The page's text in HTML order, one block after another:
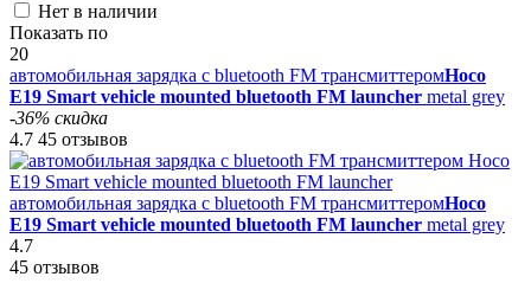
Нет в наличии
Показать по
20
автомобильная зарядка с bluetooth FM трансмиттеромHoco
E19 Smart vehicle mounted bluetooth FM launcher metal grey
-36% скидка
4.7 45 отзывов
автомобильная зарядка с bluetooth FM трансмиттеромHoco
E19 Smart vehicle mounted bluetooth FM launcher metal grey
4.7
45 отзывов